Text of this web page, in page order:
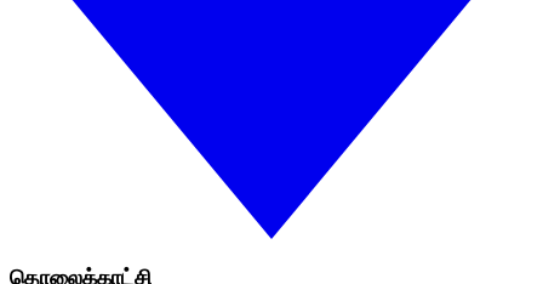
தொலைக்காட்சி